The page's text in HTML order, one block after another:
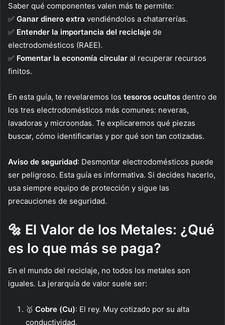
Saber qué componentes valen más te permite:
✅ Ganar dinero extra vendiéndolos a chatarrerías.
✅ Entender la importancia del reciclaje de
electrodomésticos (RAEE).
✅ Fomentar la economía circular al recuperar recursos
finitos.
En esta guía, te revelaremos los tesoros ocultos dentro de
los tres electrodomésticos más comunes: neveras,
lavadoras y microondas. Te explicaremos qué piezas
buscar, cómo identificarlas y por qué son tan cotizadas.
Aviso de seguridad: Desmontar electrodomésticos puede
ser peligroso. Esta guía es informativa. Si decides hacerlo,
usa siempre equipo de protección y sigue las
precauciones de seguridad.
🔩 El Valor de los Metales: ¿Qué
es lo que más se paga?
En el mundo del reciclaje, no todos los metales son
iguales. La jerarquía de valor suele ser:
🥇 Cobre (Cu): El rey. Muy cotizado por su alta
conductividad.